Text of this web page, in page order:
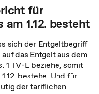
für
1.12. besteht
sich der Entgeltbegriff
das Entgelt aus dem
1 TV-L beziehe, somit
bestehe. Und für
der tariflichen